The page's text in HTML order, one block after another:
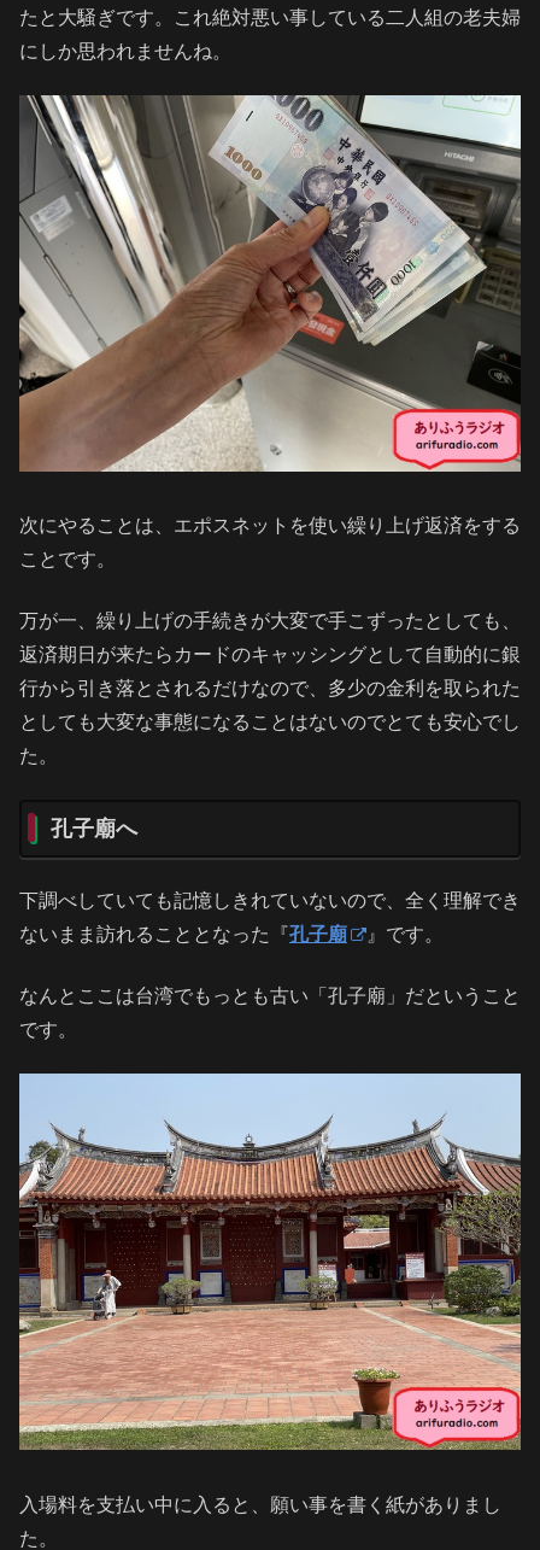
たと大騒ぎです。これ絶対悪い事している二人組の老夫婦
にしか思われませんね。
次にやることは、エポスネットを使い繰り上げ返済をする
ことです。
万が一、繰り上げの手続きが大変で手こずったとしても、
返済期日が来たらカードのキャッシングとして自動的に銀
行から引き落とされるだけなので、多少の金利を取られた
としても大変な事態になることはないのでとても安心でし
た。
孔子廟へ
下調べしていても記憶しきれていないので、全く理解でき
ないまま訪れることとなった『孔子廟 』です。
なんとここは台湾でもっとも古い「孔子廟」だということ
です。
入場料を支払い中に入ると、願い事を書く紙がありまし
た。